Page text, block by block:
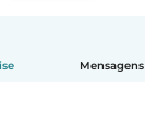
Mensagens